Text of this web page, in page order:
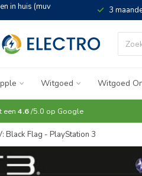
in huis (muv 3
Witgoed Witgoed
een 4.6/5.0 op Google
Black Flag - PlayStation 3